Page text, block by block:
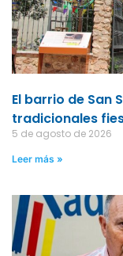
El barrio de San
tradicionales
5 de agosto de 2026
Leer más »